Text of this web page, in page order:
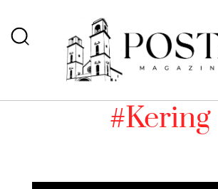
#Kering